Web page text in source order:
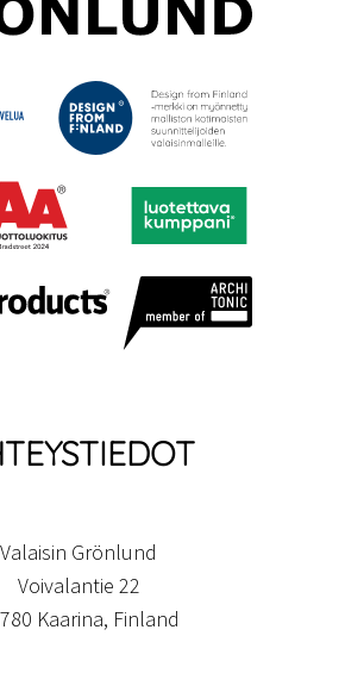
Valaisin Grönlund
Voivalantie 22
Kaarina, Finland